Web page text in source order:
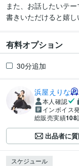
また、お話したいテ
書きいただけると嬉し
有料オプション
30分追加
浜屋えりな
本人確認
インボイス
総販売実績108
出品者に
スケジュール